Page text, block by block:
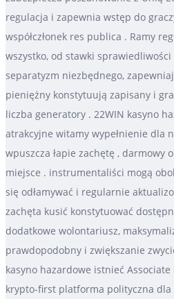
regulacja i zapewnia wstęp do
współczłonek res publica . Ramy
wszystko, od stawki
separatyzm niezbędnego,
pieniężny konstytuują zapisany i
liczba generatory . 22WIN kasyno
atrakcyjne witamy wypełnienie dla
wpuszcza łapie zachętę , darmowy
miejsce . instrumentaliści mogą
się odłamywać i regularnie
zachęta kusić konstytuować
dodatkowe wolontariusz,
prawdopodobny i zwiększanie
kasyno hazardowe istnieć
krypto-first platforma polityczna dla